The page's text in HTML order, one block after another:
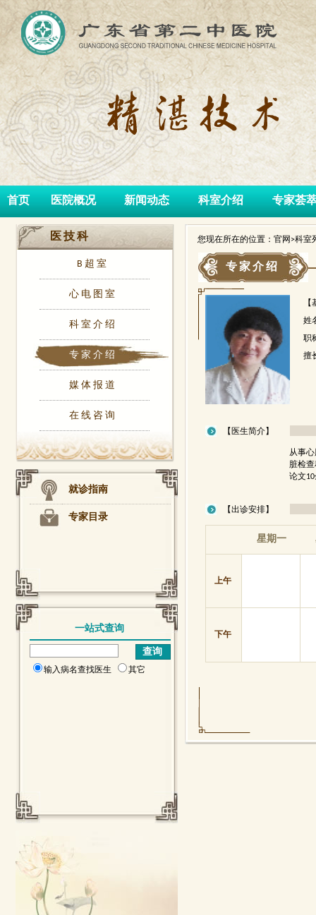
首页 医院概况 新闻动态 科室介绍 专家荟
医技科
B超室
心电图室
科室介绍
专家介绍
媒体报道
在线咨询
就诊指南
专家目录
一站式查询
输入病名查找医生 其它
您现在所在的位置：官网>科室
专家介绍
姓
职
擅
【医生简介】
从事
脏检
论文
【出诊安排】
星期一
上午
下午